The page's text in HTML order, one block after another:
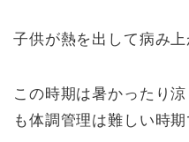
子供が熱を出して病み上
この時期は暑かったり
も体調管理は難しい時期